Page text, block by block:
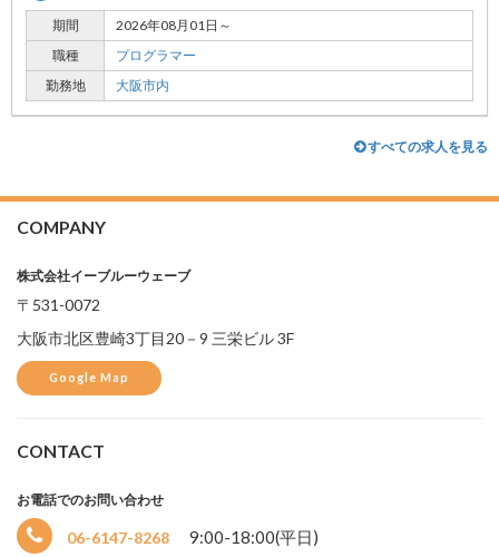
期間
2026年08月01日～
職種
プログラマー
勤務地
大阪市内
すべての求人を見る
COMPANY
株式会社イーブルーウェーブ
〒531-0072
大阪市北区豊崎3丁目20－9 三栄ビル 3F
Google Map
CONTACT
お電話でのお問い合わせ
06-6147-8268 9:00-18:00(平日)